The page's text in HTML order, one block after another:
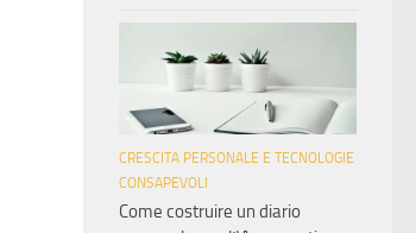
CRESCITA PERSONALE E TECNOLOGIE
CONSAPEVOLI
Come costruire un diario